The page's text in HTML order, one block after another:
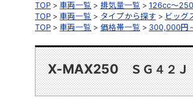
TOP
車両一覧 排気量一覧
126cc～
TOP
車両一覧 タイプから探す
ビッグ
TOP
車両一覧 価格帯一覧 300,000円
X-MAX250 ＳＧ４２Ｊ